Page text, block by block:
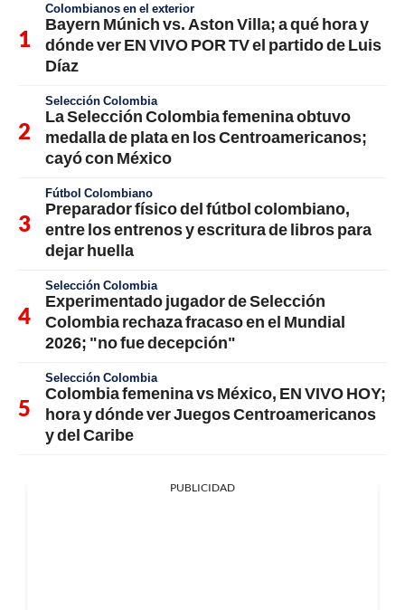
Colombianos en el exterior
Bayern Múnich vs. Aston Villa; a qué hora y
dónde ver EN VIVO POR TV el partido de Luis
Díaz
Selección Colombia
La Selección Colombia femenina obtuvo
medalla de plata en los Centroamericanos;
cayó con México
Fútbol Colombiano
Preparador físico del fútbol colombiano,
entre los entrenos y escritura de libros para
dejar huella
Selección Colombia
Experimentado jugador de Selección
Colombia rechaza fracaso en el Mundial
2026; "no fue decepción"
Selección Colombia
Colombia femenina vs México, EN VIVO HOY;
hora y dónde ver Juegos Centroamericanos
y del Caribe
PUBLICIDAD